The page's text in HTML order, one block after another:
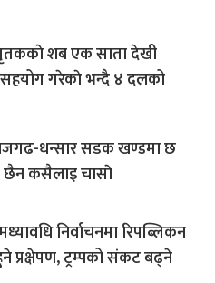
शब एक साता देखी
गरेकाे भन्दै ४ दलको
धन्सार सडक खण्डमा छ
छैन कसैलाइ चासाे
निर्वाचनमा रिपब्लिकन
प्रक्षेपण, ट्रम्पको संकट बढ्ने